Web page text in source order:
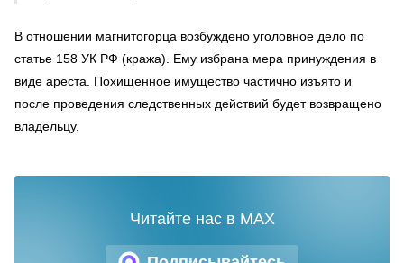
В отношении магнитогорца возбуждено уголовное дело по
статье 158 УК РФ (кража). Ему избрана мера принуждения в
виде ареста. Похищенное имущество частично изъято и
после проведения следственных действий будет возвращено
владельцу.
Читайте нас в MAX